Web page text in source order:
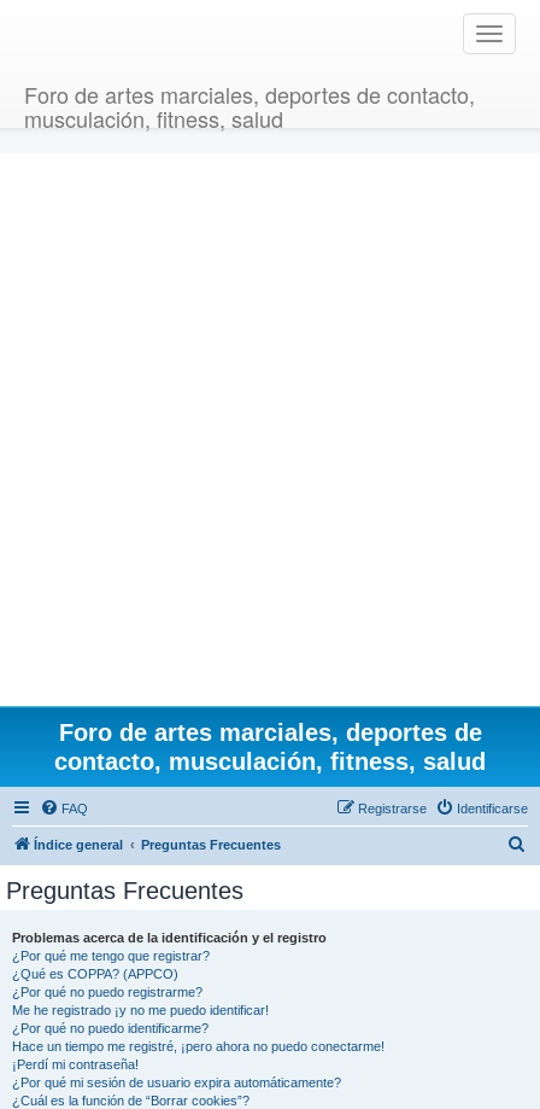
T
o
Foro de artes marciales, deportes de contacto,
musculación, fitness, salud
Foro de artes marciales, deportes de
contacto, musculación, fitness, salud
FAQ Identificarse
Registrarse
Índice general Preguntas Frecuentes
Preguntas Frecuentes
Problemas acerca de la identificación y el registro
¿Por qué me tengo que registrar?
¿Qué es COPPA? (APPCO)
¿Por qué no puedo registrarme?
Me he registrado ¡y no me puedo identificar!
¿Por qué no puedo identificarme?
Hace un tiempo me registré, ¡pero ahora no puedo conectarme!
¡Perdí mi contraseña!
¿Por qué mi sesión de usuario expira automáticamente?
¿Cuál es la función de “Borrar cookies”?